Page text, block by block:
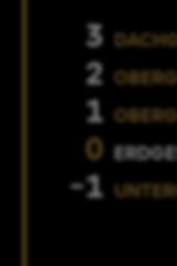
3
2
1
0
-1